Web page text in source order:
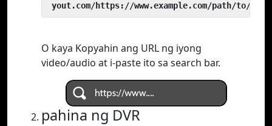
yout.com/https://www.example.com/path/to/
O kaya Kopyahin ang URL ng iyong
video/audio at i-paste ito sa search bar.
pahina ng DVR